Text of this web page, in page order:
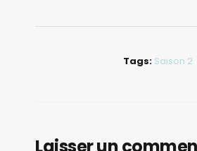
Tags: Saison 2